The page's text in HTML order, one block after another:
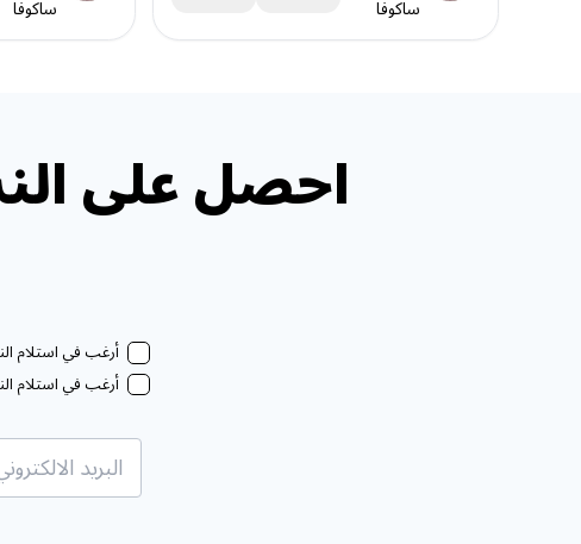
ساكوفا ساكوفا
احصل على
أرغب في استلام
أرغب في استلام